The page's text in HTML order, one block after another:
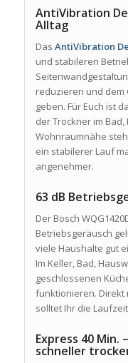
AntiVibration
Alltag
Das AntiVibration
und stabileren
reduzieren und dem
geben. Für Euch ist
der Trockner im
Wohnraumnähe
ein stabilerer Lauf
angenehmer.
63 dB
Der Bosch
Betriebsgeräusch
viele Haushalte gut
Im Keller, Bad,
geschlossenen
funktionieren. Direkt
solltet Ihr die
Express 40 Min.
schneller